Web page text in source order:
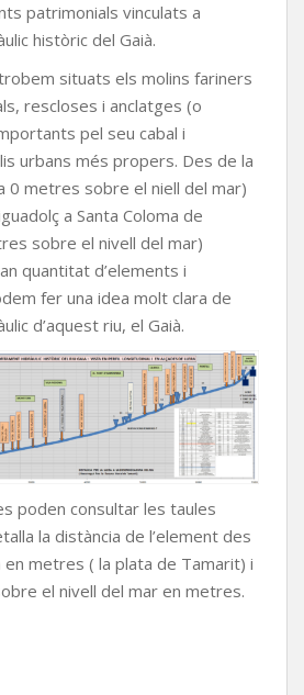
patrimonials vinculats a
històric del Gaià.
situats els molins fariners
rescloses i anclatges (o
pel seu cabal i
urbans més propers. Des de la
0 metres sobre el niell del mar)
a Santa Coloma de
sobre el nivell del mar)
quantitat d’elements i
fer una idea molt clara de
d’aquest riu, el Gaià.
poden consultar les taules
la distància de l’element des
metres ( la plata de Tamarit) i
el nivell del mar en metres.